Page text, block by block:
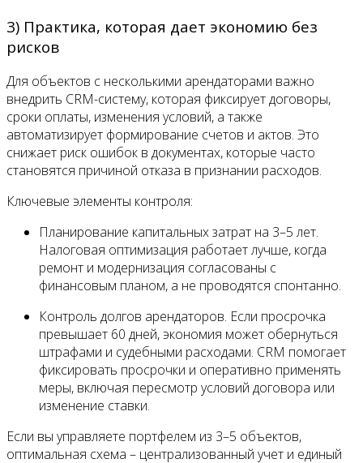
3) Практика, которая дает экономию без
рисков
Для объектов с несколькими арендаторами важно
внедрить CRM-систему, которая фиксирует договоры,
сроки оплаты, изменения условий, а также
автоматизирует формирование счетов и актов. Это
снижает риск ошибок в документах, которые часто
становятся причиной отказа в признании расходов.
Ключевые элементы контроля:
Планирование капитальных затрат на 3–5 лет.
Налоговая оптимизация работает лучше, когда
ремонт и модернизация согласованы с
финансовым планом, а не проводятся спонтанно.
Контроль долгов арендаторов. Если просрочка
превышает 60 дней, экономия может обернуться
штрафами и судебными расходами. CRM помогает
фиксировать просрочки и оперативно применять
меры, включая пересмотр условий договора или
изменение ставки.
Если вы управляете портфелем из 3–5 объектов,
оптимальная схема – централизованный учет и единый